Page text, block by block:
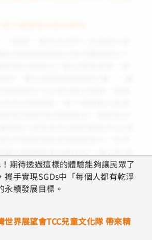
期待透過這樣的體驗能夠讓民眾了
攜手實現SGDs中「每個人都有乾淨
永續發展目標。
世界展望會TCC兒童文化隊 帶來精